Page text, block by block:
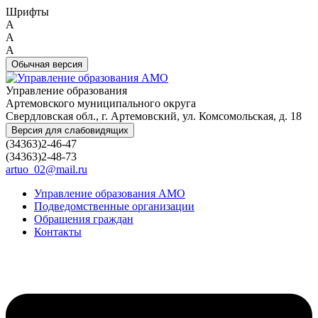
Шрифты
A
A
A
Обычная версия
Управление образования
Артемовского муниципального округа
Свердловская обл., г. Артемовский, ул. Комсомольская, д. 18
Версия для слабовидящих
(34363)2-46-47
(34363)2-48-73
artuo_02@mail.ru
Управление образования АМО
Подведомственные организации
Обращения граждан
Контакты